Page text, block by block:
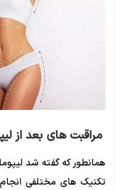
مراقبت های بعد از
همانطور که گفته شد
تکنیک های مختلفی